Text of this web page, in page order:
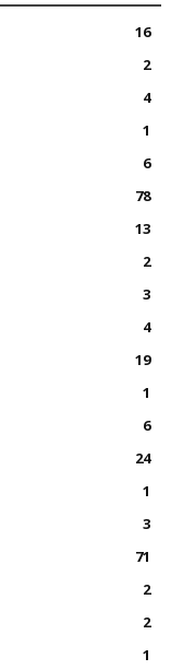
16
2
4
1
6
78
13
2
3
4
19
1
6
24
1
3
71
2
2
1